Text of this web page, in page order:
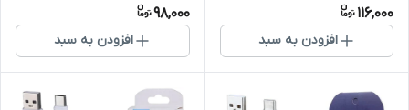
116,000
افزودن به سبد
98,000
افزودن به سبد